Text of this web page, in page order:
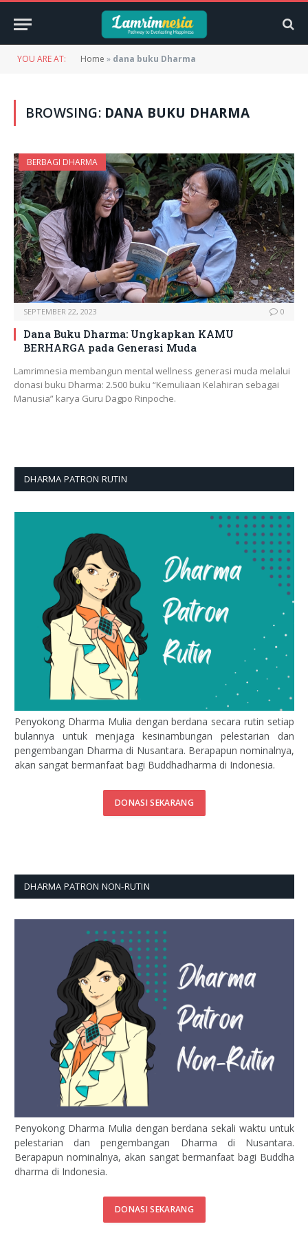
YOU ARE AT: Home » dana buku Dharma
BROWSING: DANA BUKU DHARMA
BERBAGI DHARMA
SEPTEMBER 22, 2023 0
Dana Buku Dharma: Ungkapkan KAMU
BERHARGA pada Generasi Muda
Lamrimnesia membangun mental wellness generasi muda melalui
donasi buku Dharma: 2.500 buku “Kemuliaan Kelahiran sebagai
Manusia” karya Guru Dagpo Rinpoche.
DHARMA PATRON RUTIN
Penyokong Dharma Mulia dengan berdana secara rutin setiap
bulannya untuk menjaga kesinambungan pelestarian dan
pengembangan Dharma di Nusantara. Berapapun nominalnya,
akan sangat bermanfaat bagi Buddhadharma di Indonesia.
DONASI SEKARANG
DHARMA PATRON NON-RUTIN
Penyokong Dharma Mulia dengan berdana sekali waktu untuk
pelestarian dan pengembangan Dharma di Nusantara.
Berapapun nominalnya, akan sangat bermanfaat bagi Buddha
dharma di Indonesia.
DONASI SEKARANG